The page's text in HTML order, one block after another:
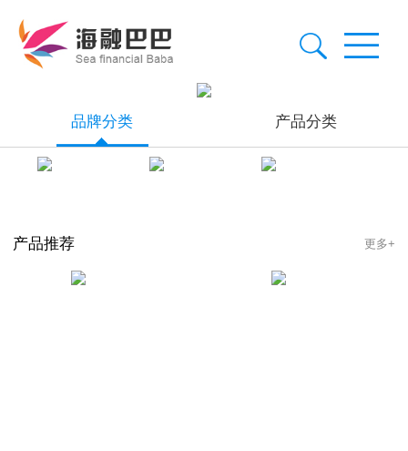
品牌分类 产品分类
产品推荐 更多+